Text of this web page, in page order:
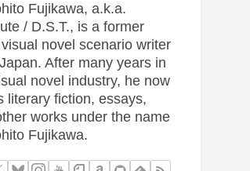
Fujikawa, a.k.a.
/ D.S.T., is a former
novel scenario writer
After many years in
novel industry, he now
literary fiction, essays,
works under the name
Fujikawa.